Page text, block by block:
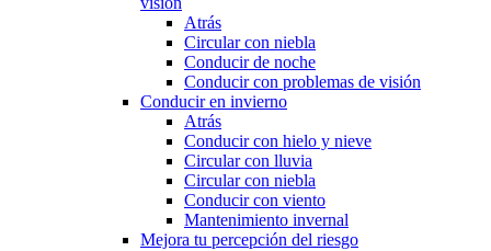
Atrás
Circular con niebla
Conducir de noche
Conducir con problemas de visión
Conducir en invierno
Atrás
Conducir con hielo y nieve
Circular con lluvia
Circular con niebla
Conducir con viento
Mantenimiento invernal
Mejora tu percepción del riesgo